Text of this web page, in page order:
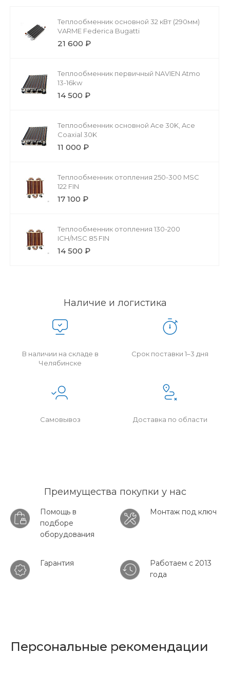
Теплообменник основной 32 кВт (290мм)
VARME Federica Bugatti
21 600 ₽
Теплообменник первичный NAVIEN Atmo
13-16kw
14 500 ₽
Теплообменник основной Ace 30K, Ace
Coaxial 30K
11 000 ₽
Теплообменник отопления 250-300 MSC
122 FIN
17 100 ₽
Теплообменник отопления 130-200
ICH/MSC 85 FIN
14 500 ₽
Наличие и логистика
В наличии на складе в
Челябинске
Срок поставки 1–3 дня
Самовывоз Доставка по области
Преимущества покупки у нас
Помощь в
подборе
оборудования
Монтаж под ключ
Гарантия
Работаем с 2013
года
Персональные рекомендации